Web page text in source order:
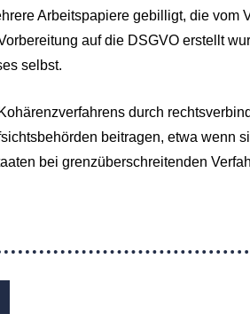
Arbeitspapiere gebilligt, die vom
auf die DSGVO erstellt
selbst.
durch
beitragen, etwa wenn
bei grenzüberschreitenden